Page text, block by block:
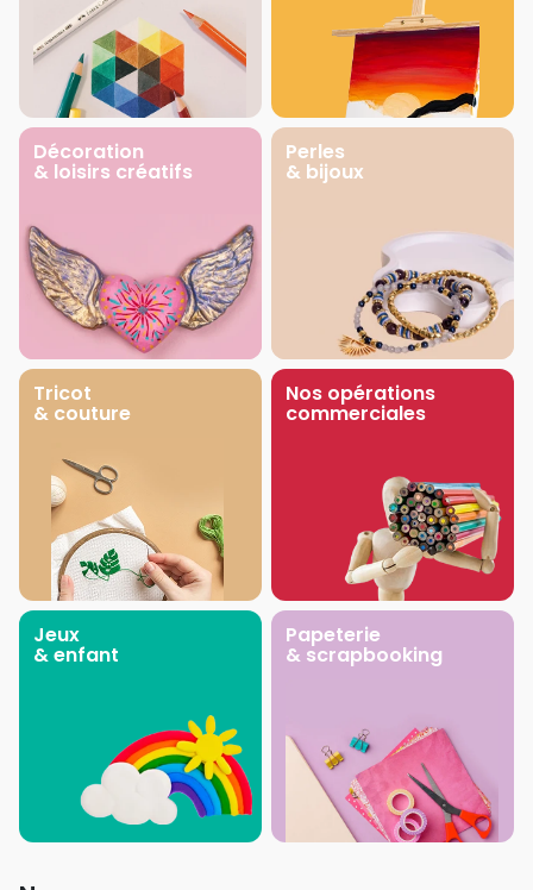
Décoration
& loisirs créatifs
Perles
& bijoux
Tricot
& couture
Nos opérations
commerciales
Jeux
& enfant
Papeterie
& scrapbooking